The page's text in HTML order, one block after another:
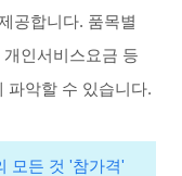
공합니다. 품목별
개인서비스요금 등
파악할 수 있습니다.
모든 것 '참가격'